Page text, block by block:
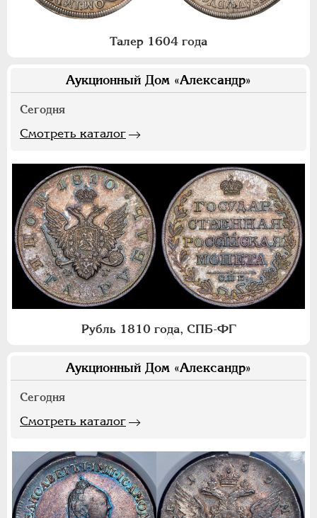
Талер 1604 года
Аукционный Дом «Александр»
Сегодня
Смотреть каталог
Рубль 1810 года, СПБ-ФГ
Аукционный Дом «Александр»
Сегодня
Смотреть каталог